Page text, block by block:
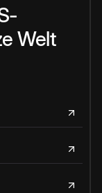
Welt